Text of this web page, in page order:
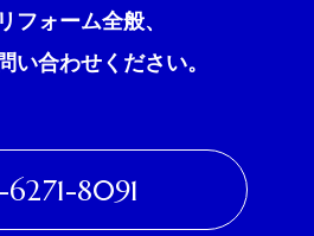
フォーム全般、
い合わせください。
8091